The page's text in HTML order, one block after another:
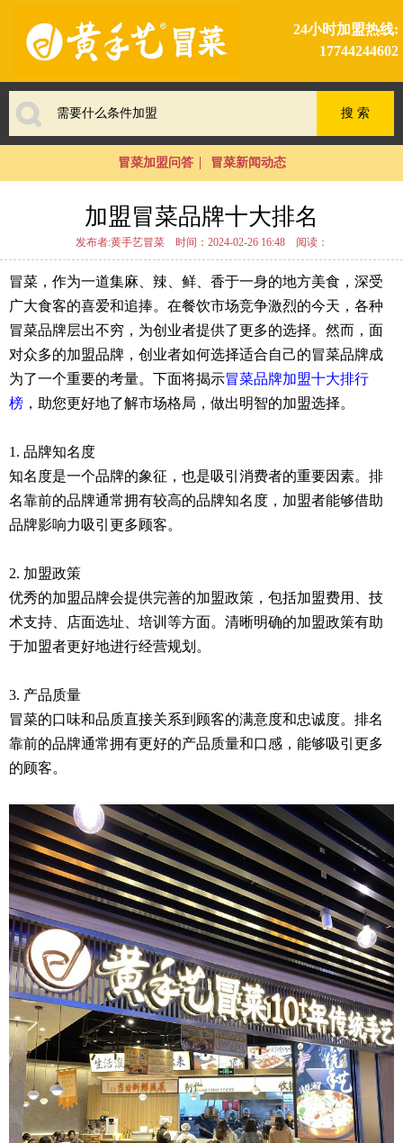
24小时加盟热线:
17744244602
冒菜加盟问答 冒菜新闻动态
加盟冒菜品牌十大排名
发布者:黄手艺冒菜 时间：2024-02-26 16:48 阅读：
冒菜，作为一道集麻、辣、鲜、香于一身的地方美食，深受
广大食客的喜爱和追捧。在餐饮市场竞争激烈的今天，各种
冒菜品牌层出不穷，为创业者提供了更多的选择。然而，面
对众多的加盟品牌，创业者如何选择适合自己的冒菜品牌成
为了一个重要的考量。下面将揭示冒菜品牌加盟十大排行
榜 ，助您更好地了解市场格局，做出明智的加盟选择。
1. 品牌知名度
知名度是一个品牌的象征，也是吸引消费者的重要因素。排
名靠前的品牌通常拥有较高的品牌知名度，加盟者能够借助
品牌影响力吸引更多顾客。
2. 加盟政策
优秀的加盟品牌会提供完善的加盟政策，包括加盟费用、技
术支持、店面选址、培训等方面。清晰明确的加盟政策有助
于加盟者更好地进行经营规划。
3. 产品质量
冒菜的口味和品质直接关系到顾客的满意度和忠诚度。排名
靠前的品牌通常拥有更好的产品质量和口感，能够吸引更多
的顾客。